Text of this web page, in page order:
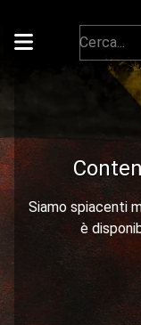
Siamo spiacenti
è